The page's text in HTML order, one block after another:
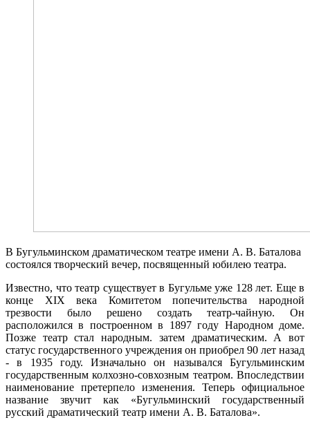
В Бугульминском драматическом театре имени А. В. Баталова
состоялся творческий вечер, посвященный юбилею театра.
Известно, что театр существует в Бугульме уже 128 лет. Еще в
конце XIX века Комитетом попечительства народной
трезвости было решено создать театр-чайную. Он
расположился в построенном в 1897 году Народном доме.
Позже театр стал народным. затем драматическим. А вот
статус государственного учреждения он приобрел 90 лет назад
- в 1935 году. Изначально он назывался Бугульминским
государственным колхозно-совхозным театром. Впоследствии
наименование претерпело изменения. Теперь официальное
название звучит как «Бугульминский государственный
русский драматический театр имени А. В. Баталова».